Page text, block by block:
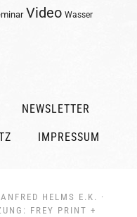
Video Wasser
NEWSLETTER
IMPRESSUM
HELMS E.K. ·
FREY PRINT +